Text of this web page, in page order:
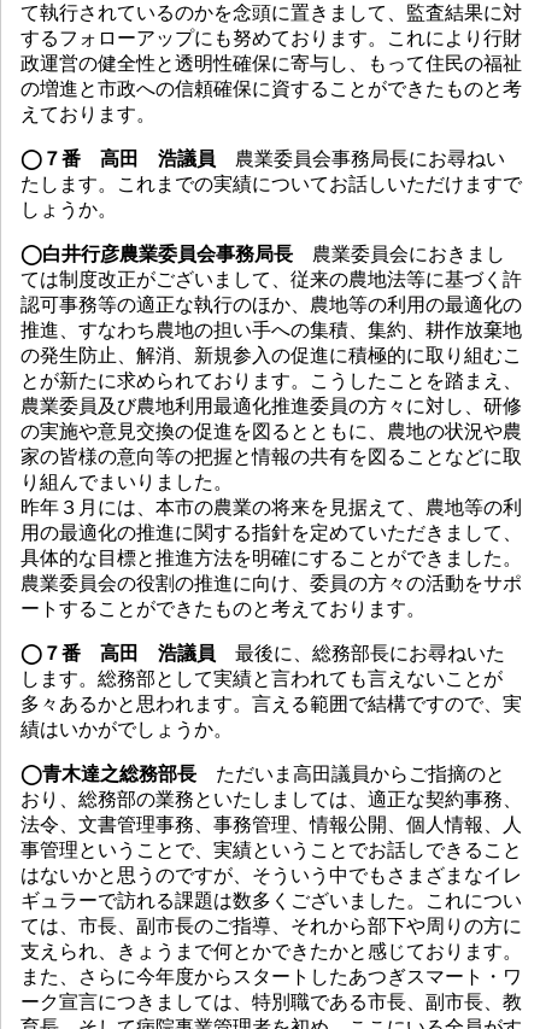
て執行されているのかを念頭に置きまして、監査結果に対
するフォローアップにも努めております。これにより行財
政運営の健全性と透明性確保に寄与し、もって住民の福祉
の増進と市政への信頼確保に資することができたものと考
えております。
◯７番 高田 浩議員 農業委員会事務局長にお尋ねい
たします。これまでの実績についてお話しいただけますで
しょうか。
◯白井行彦農業委員会事務局長 農業委員会におきまし
ては制度改正がございまして、従来の農地法等に基づく許
認可事務等の適正な執行のほか、農地等の利用の最適化の
推進、すなわち農地の担い手への集積、集約、耕作放棄地
の発生防止、解消、新規参入の促進に積極的に取り組むこ
とが新たに求められております。こうしたことを踏まえ、
農業委員及び農地利用最適化推進委員の方々に対し、研修
の実施や意見交換の促進を図るとともに、農地の状況や農
家の皆様の意向等の把握と情報の共有を図ることなどに取
り組んでまいりました。
昨年３月には、本市の農業の将来を見据えて、農地等の利
用の最適化の推進に関する指針を定めていただきまして、
具体的な目標と推進方法を明確にすることができました。
農業委員会の役割の推進に向け、委員の方々の活動をサポ
ートすることができたものと考えております。
◯７番 高田 浩議員 最後に、総務部長にお尋ねいた
します。総務部として実績と言われても言えないことが
多々あるかと思われます。言える範囲で結構ですので、実
績はいかがでしょうか。
◯青木達之総務部長 ただいま高田議員からご指摘のと
おり、総務部の業務といたしましては、適正な契約事務、
法令、文書管理事務、事務管理、情報公開、個人情報、人
事管理ということで、実績ということでお話しできること
はないかと思うのですが、そういう中でもさまざまなイレ
ギュラーで訪れる課題は数多くございました。これについ
ては、市長、副市長のご指導、それから部下や周りの方に
支えられ、きょうまで何とかできたかと感じております。
また、さらに今年度からスタートしたあつぎスマート・ワ
ーク宣言につきましては、特別職である市長、副市長、教